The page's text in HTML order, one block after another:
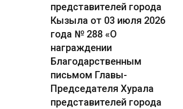
представителей города
Кызыла от 03 июля 2026
года № 288 «О
награждении
Благодарственным
письмом Главы-
Председателя Хурала
представителей города